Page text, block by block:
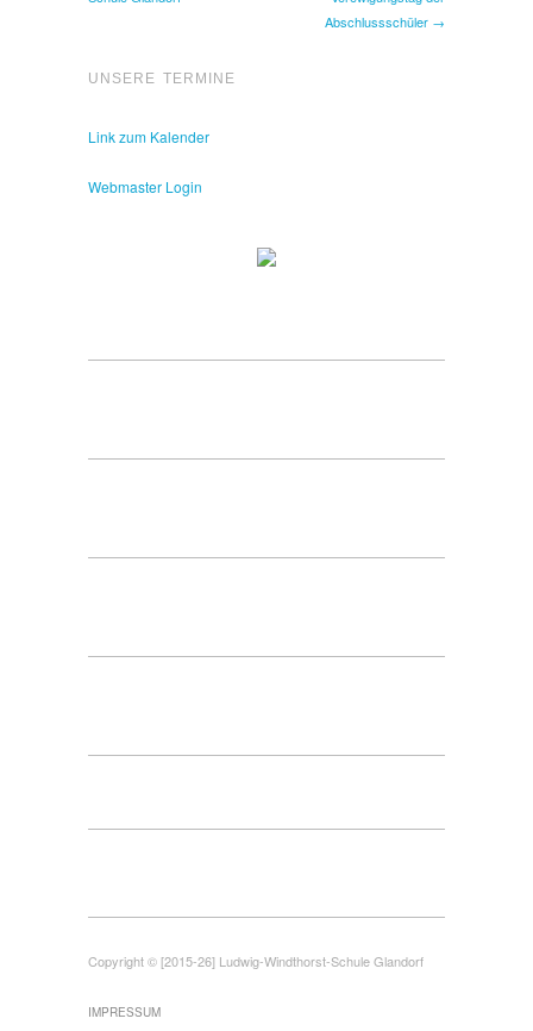
Abschlussschüler →
UNSERE TERMINE
Link zum Kalender
Webmaster Login
Copyright © [2015-26] Ludwig-Windthorst-Schule Glandorf
IMPRESSUM